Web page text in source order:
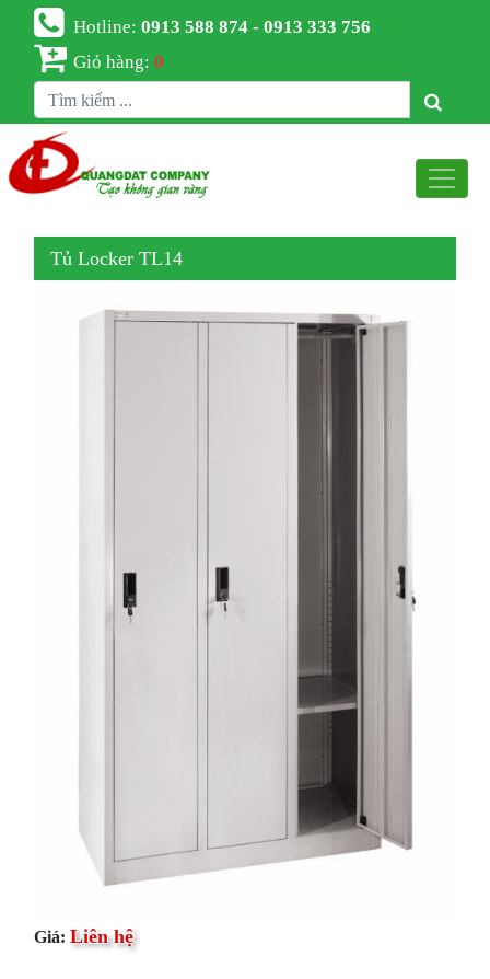
Hotline:0913 588 874 - 0913 333 756
Giỏ hàng:0
Tủ Locker TL14
Giá: Liên hệ